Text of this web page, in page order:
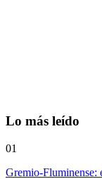
Lo más leído
01
Gremio-Fluminense: